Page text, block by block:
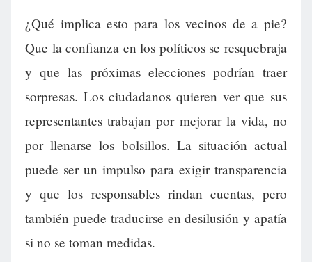
¿Qué implica esto para los vecinos de a pie?
Que la confianza en los políticos se resquebraja
y que las próximas elecciones podrían traer
sorpresas. Los ciudadanos quieren ver que sus
representantes trabajan por mejorar la vida, no
por llenarse los bolsillos. La situación actual
puede ser un impulso para exigir transparencia
y que los responsables rindan cuentas, pero
también puede traducirse en desilusión y apatía
si no se toman medidas.